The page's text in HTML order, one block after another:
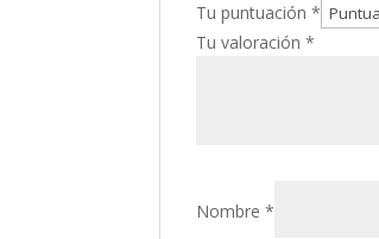
Tu puntuación*
Tu valoración*
Nombre*